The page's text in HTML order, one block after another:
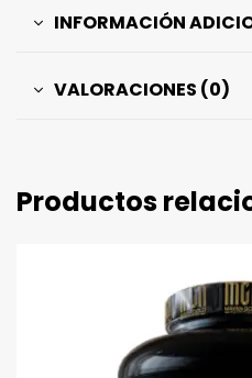
INFORMACIÓN
VALORACIONES (0)
Productos